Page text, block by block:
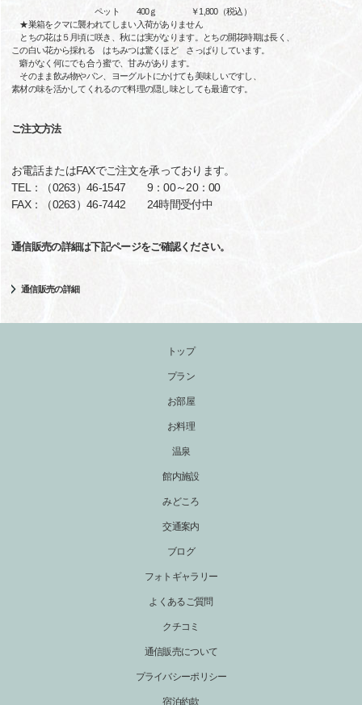
ペット 400ｇ ￥1,800（税込）
★巣箱をクマに襲われてしまい入荷がありません
とちの花は５月頃に咲き、秋には実がなります。とちの開花時期は長く、
この白い花から採れる はちみつは驚くほど さっぱりしています。
癖がなく何にでも合う蜜で、甘みがあります。
そのまま飲み物やパン、ヨーグルトにかけても美味しいですし、
素材の味を活かしてくれるので料理の隠し味としても最適です。
ご注文方法
お電話またはFAXでご注文を承っております。
TEL：（0263）46-1547 9：00～20：00
FAX：（0263）46-7442 24時間受付中
通信販売の詳細は下記ページをご確認ください。
通信販売の詳細
トップ
プラン
お部屋
お料理
温泉
館内施設
みどころ
交通案内
ブログ
フォトギャラリー
よくあるご質問
クチコミ
通信販売について
プライバシーポリシー
宿泊約款